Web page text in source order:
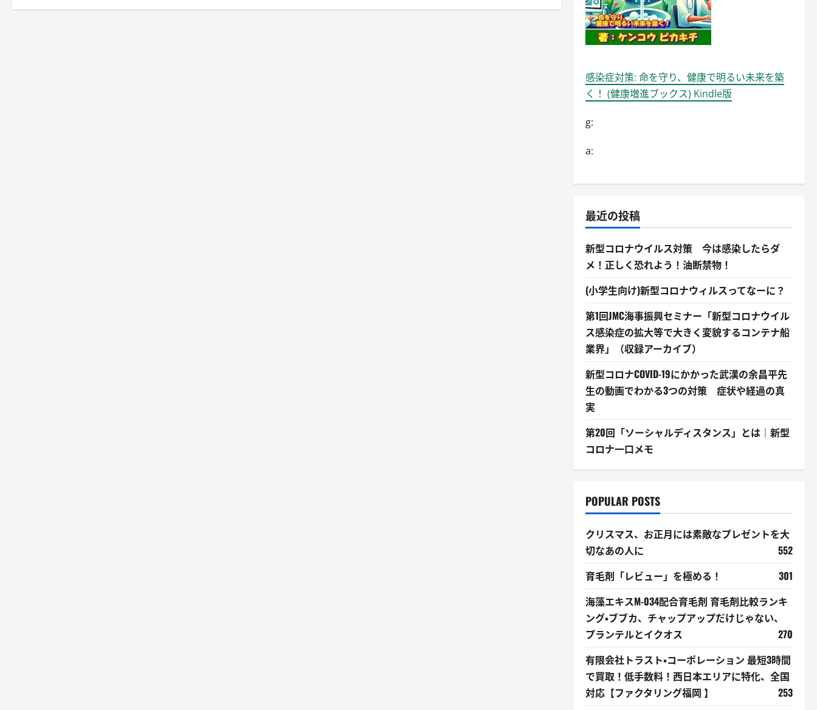
幸、
感染症対策: 命を守り、健康で明るい未来を築
く！ (健康増進ブックス) Kindle版
g:
a:
最近の投稿
新型コロナウイルス対策 今は感染したらダ
メ！正しく恐れよう！油断禁物！
(小学生向け)新型コロナウィルスってなーに？
第1回JMC海事振興セミナー「新型コロナウイル
ス感染症の拡大等で大きく変貌するコンテナ船
業界」（収録アーカイブ）
新型コロナCOVID-19にかかった武漢の余昌平先
生の動画でわかる3つの対策 症状や経過の真
実
第20回「ソーシャルディスタンス」とは｜新型
コロナ一口メモ
POPULAR POSTS
クリスマス、お正月には素敵なプレゼントを大
切なあの人に
552
育毛剤「レビュー」を極める！
301
海藻エキスM-034配合育毛剤 育毛剤比較ランキ
ング・ブブカ、チャップアップだけじゃない、
プランテルとイクオス
270
有限会社トラスト・コーポレーション 最短3時間
で買取！低手数料！西日本エリアに特化、全国
対応【ファクタリング福岡 】
253